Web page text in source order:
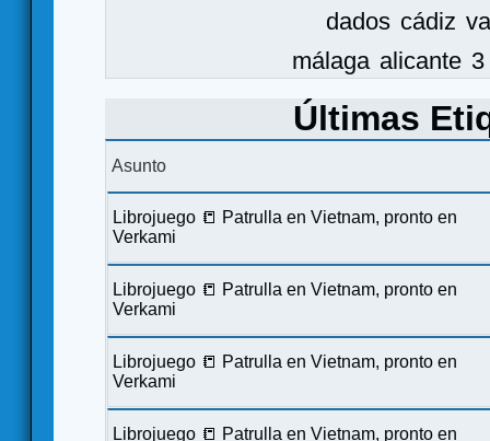
dados cádiz
málaga alicante
Últimas
Asunto
Librojuego 📒 Patrulla en Vietnam, pronto en
Verkami
Librojuego 📒 Patrulla en Vietnam, pronto en
Verkami
Librojuego 📒 Patrulla en Vietnam, pronto en
Verkami
Librojuego 📒 Patrulla en Vietnam, pronto en